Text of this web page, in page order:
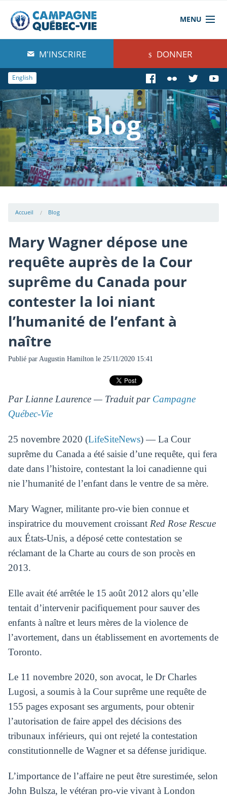
MENU
À propos de nous
Blog
Comprendre
Agir
Boutique
M'INSCRIRE DONNER
English
Blog
Accueil Blog
Mary Wagner dépose une
requête auprès de la Cour
suprême du Canada pour
contester la loi niant
l’humanité de l’enfant à
naître
Publié par Augustin Hamilton le 25/11/2020 15:41
Par Lianne Laurence — Traduit par Campagne
Québec-Vie
25 novembre 2020 (LifeSiteNews) — La Cour
suprême du Canada a été saisie d’une requête, qui fera
date dans l’histoire, contestant la loi canadienne qui
nie l’humanité de l’enfant dans le ventre de sa mère.
Mary Wagner, militante pro-vie bien connue et
inspiratrice du mouvement croissant Red Rose Rescue
aux États-Unis, a déposé cette contestation se
réclamant de la Charte au cours de son procès en
2013.
Elle avait été arrêtée le 15 août 2012 alors qu’elle
tentait d’intervenir pacifiquement pour sauver des
enfants à naître et leurs mères de la violence de
l’avortement, dans un établissement en avortements de
Toronto.
Le 11 novembre 2020, son avocat, le Dr Charles
Lugosi, a soumis à la Cour suprême une requête de
155 pages exposant ses arguments, pour obtenir
l’autorisation de faire appel des décisions des
tribunaux inférieurs, qui ont rejeté la contestation
constitutionnelle de Wagner et sa défense juridique.
L’importance de l’affaire ne peut être surestimée, selon
John Bulsza, le vétéran pro-vie vivant à London